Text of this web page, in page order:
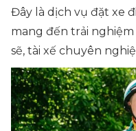
Đây là dịch vụ đặt xe
mang đến trải nghiệm
sẽ, tài xế chuyên